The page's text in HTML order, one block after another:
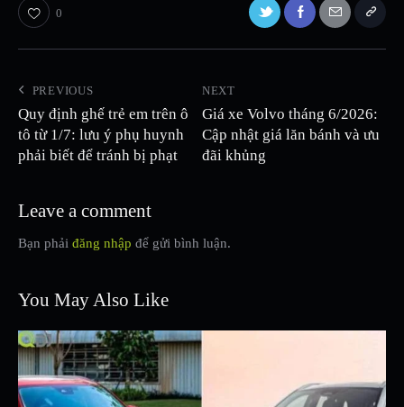
0
PREVIOUS
Quy định ghế trẻ em trên ô
tô từ 1/7: lưu ý phụ huynh
phải biết để tránh bị phạt
NEXT
Giá xe Volvo tháng 6/2026:
Cập nhật giá lăn bánh và ưu
đãi khủng
Leave a comment
Bạn phải đăng nhập để gửi bình luận.
You May Also Like